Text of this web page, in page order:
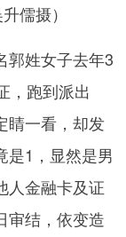
儒摄）
郭姓女子去年3
，跑到派出
睛一看，却发
是1，显然是男
人金融卡及证
审结，依变造